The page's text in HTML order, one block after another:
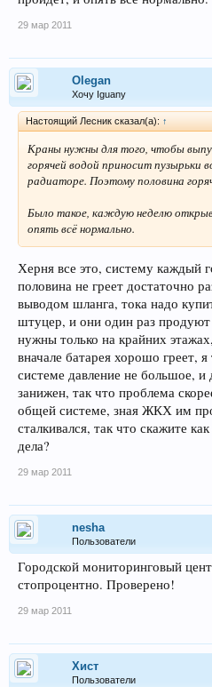
29 мар 2011
Olegan
Хочу Iguanу
Настоящий Лесник сказал(а): ↑
Краны нужны для того, чтобы
горячей водой приносит пузырьки
радиаторе. Поэтому половина
Было такое, каждую неделю
опять всё нормально.
Херня все это, систему каждый
половина не греет достаточно
выводом шланга, тока надо
штуцер, и они один раз
нужны только на крайних
вначале батарея хорошо греет,
системе давление не большое, и
занижен, так что проблема
общей системе, зная ЖКХ им
сталкивался, так что скажите
дела?
29 мар 2011
nesha
Пользователи
Городской мониторинговый
стопроцентно. Проверено!
29 мар 2011
Хист
Пользователи